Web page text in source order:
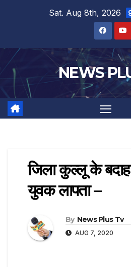
Sat. Aug 8th, 2026
NEWS
जिला कुल्लू के
युवक लापता –
By News Plus Tv
AUG 7, 2020